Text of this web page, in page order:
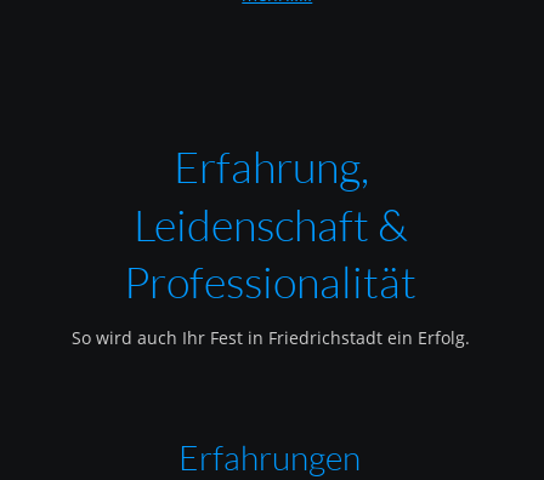
Erfahrung,
Leidenschaft &
Professionalität
So wird auch Ihr Fest in Friedrichstadt ein Erfolg.
Erfahrungen